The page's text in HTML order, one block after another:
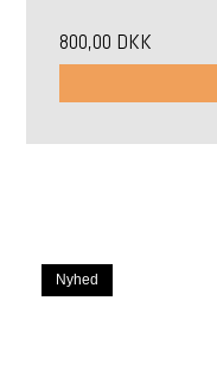
800,00 DKK
Nyhed